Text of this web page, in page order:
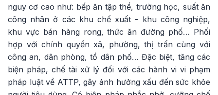
nguy cơ cao như: bếp ăn tập thể, trường học, suất ăn
công nhân ở các khu chế xuất - khu công nghiệp,
khu vực bán hàng rong, thức ăn đường phố… Phối
hợp với chính quyền xã, phường, thị trấn cùng với
công an, dân phòng, tổ dân phố… Đặc biệt, tăng các
biện pháp, chế tài xử lý đối với các hành vi vi phạm
pháp luật về ATTP, gây ảnh hưởng xấu đến sức khỏe